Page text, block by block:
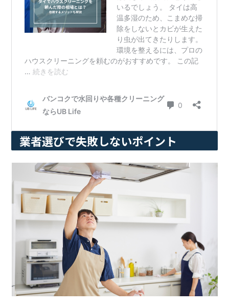
業者選びで失敗しないポイント